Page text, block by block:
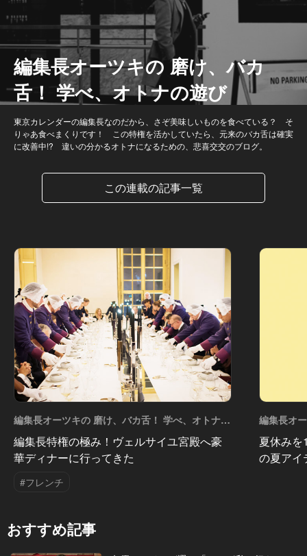
編集長オーツキの 磨け、バカ
舌！ 学べ、オトナの遊び
東京カレンダーの編集長なのだから、さぞ美味しいものを食べている？ そ
りゃあ食べまくりです！ この特権を活かしていたら、元来のバカ舌は確実
に改善中!? 違いの分かるオトナになるための、悲喜交交のブログ。
この連載の記事一覧
編集長オーツキの 磨け、バカ舌！ 学べ、オトナの
遊び Vol.57
編集長特権の極み！ヴェルサイユ宮殿へ豪
華ディナーに行ってきた
#フレンチ
編集長オ
遊び
夏休み
の夏アイ
おすすめ記事